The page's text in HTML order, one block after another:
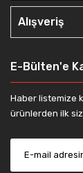
Alışveriş
E-Bülten'e
Haber listemize
ürünlerden ilk